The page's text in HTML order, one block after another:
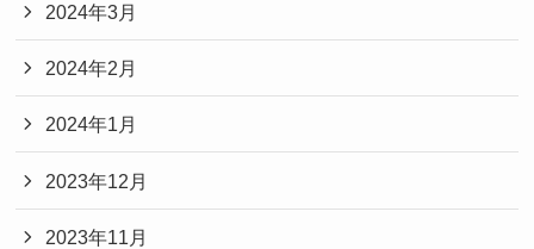
2024年3月
2024年2月
2024年1月
2023年12月
2023年11月